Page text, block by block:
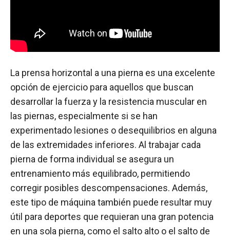
La prensa horizontal a una pierna es una excelente
opción de ejercicio para aquellos que buscan
desarrollar la fuerza y la resistencia muscular en
las piernas, especialmente si se han
experimentado lesiones o desequilibrios en alguna
de las extremidades inferiores. Al trabajar cada
pierna de forma individual se asegura un
entrenamiento más equilibrado, permitiendo
corregir posibles descompensaciones. Además,
este tipo de máquina también puede resultar muy
útil para deportes que requieran una gran potencia
en una sola pierna, como el salto alto o el salto de